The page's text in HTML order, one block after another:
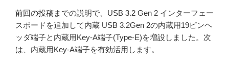
前回の投稿までの説明で、USB 3.2 Gen 2 インターフェー
スボードを追加して内蔵 USB 3.2Gen 2の内蔵用19ピンヘ
ッダ端子と内蔵用Key-A端子(Type-E)を増設しました。次
は、内蔵用Key-A端子を有効活用します。